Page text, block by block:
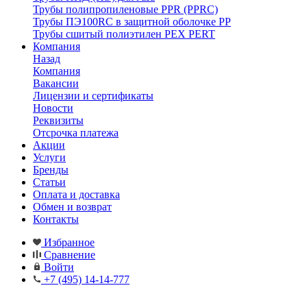
Трубы полипропиленовые PPR (PPRC)
Трубы ПЭ100RC в защитной оболочке PP
Трубы сшитый полиэтилен PEX PERT
Компания
Назад
Компания
Вакансии
Лицензии и сертификаты
Новости
Реквизиты
Отсрочка платежа
Акции
Услуги
Бренды
Статьи
Оплата и доставка
Обмен и возврат
Контакты
Избранное
Сравнение
Войти
+7 (495) 14-14-777